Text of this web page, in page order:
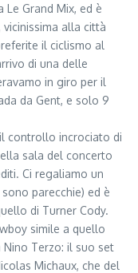
Le Grand Mix, ed è
alla città
il ciclismo al
di una delle
in giro per il
da Gent, e solo 9
controllo incrociato di
sala del concerto
Ci regaliamo un
parecchie) ed è
di Turner Cody.
simile a quello
Terzo: il suo set
Michaux, che del